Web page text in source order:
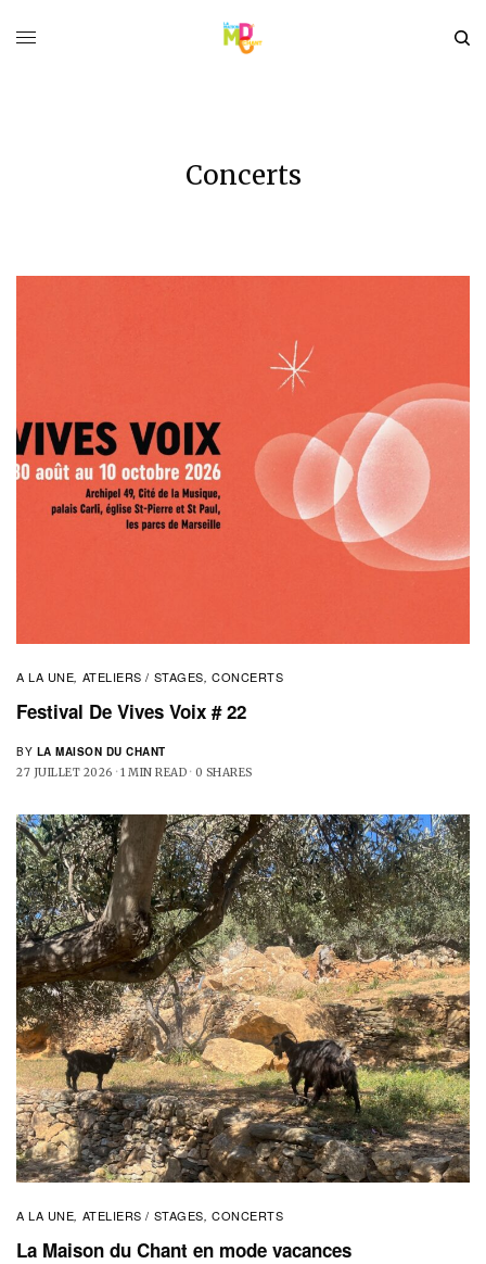
Concerts
A LA UNE, ATELIERS / STAGES, CONCERTS
Festival De Vives Voix # 22
BY LA MAISON DU CHANT
27 JUILLET 2026 1 MIN READ 0 SHARES
A LA UNE, ATELIERS / STAGES, CONCERTS
La Maison du Chant en mode vacances